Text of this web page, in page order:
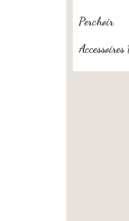
Perchoir
Accessoires